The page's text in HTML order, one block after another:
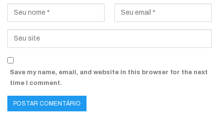
Save my name, email, and website in this browser for the next
time I comment.